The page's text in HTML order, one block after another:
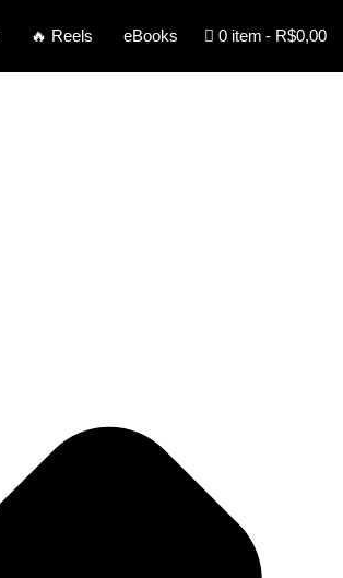
🔥 Reels eBooks 0 item R$0,00